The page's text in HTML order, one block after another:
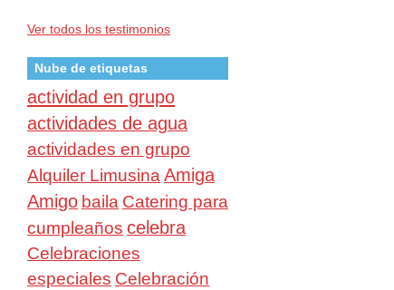
Ver todos los testimonios
Nube de etiquetas
actividad en grupo
actividades de agua
actividades en grupo
Alquiler Limusina Amiga
Amigo baila Catering para
cumpleaños celebra
Celebraciones
especiales Celebración